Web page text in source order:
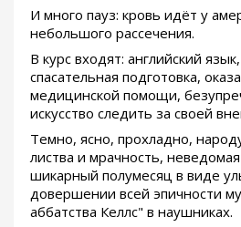
И много пауз: кровь идёт у
небольшого рассечения.
В курс входят: английский
спасательная подготовка,
медицинской помощи,
искусство следить за своей
Темно, ясно, прохладно,
листва и мрачность,
шикарный полумесяц в виде
довершении всей эпичности
аббатства Келлс" в наушниках.